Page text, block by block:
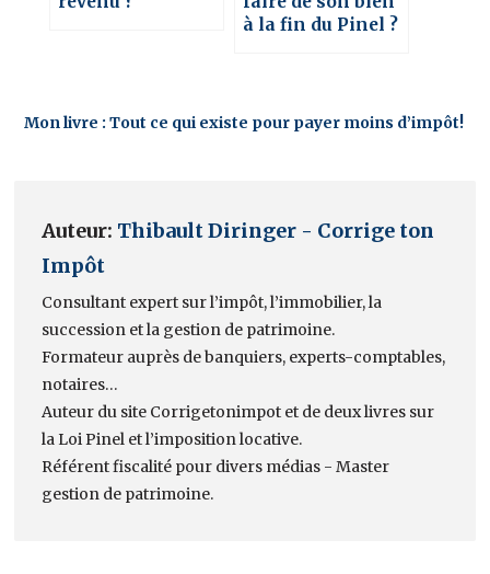
à la fin du Pinel ?
Mon livre : Tout ce qui existe pour payer moins d’impôt!
Auteur: Thibault Diringer - Corrige ton
Impôt
Consultant expert sur l’impôt, l’immobilier, la
succession et la gestion de patrimoine.
Formateur auprès de banquiers, experts-comptables,
notaires…
Auteur du site Corrigetonimpot et de deux livres sur
la Loi Pinel et l’imposition locative.
Référent fiscalité pour divers médias - Master
gestion de patrimoine.